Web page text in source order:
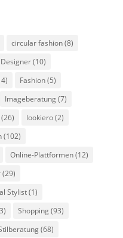
circular fashion(8)
Designer(10)
Fashion(5)
Imageberatung(7)
lookiero(2)
(102)
Online-Plattformen(12)
(29)
Stylist(1)
Shopping(93)
(68)